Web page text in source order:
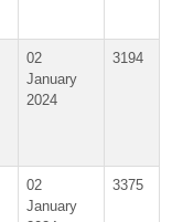
02
January
2024
3194
02
January
3375